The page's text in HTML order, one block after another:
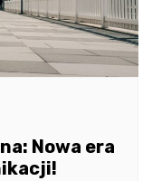
Nowa era